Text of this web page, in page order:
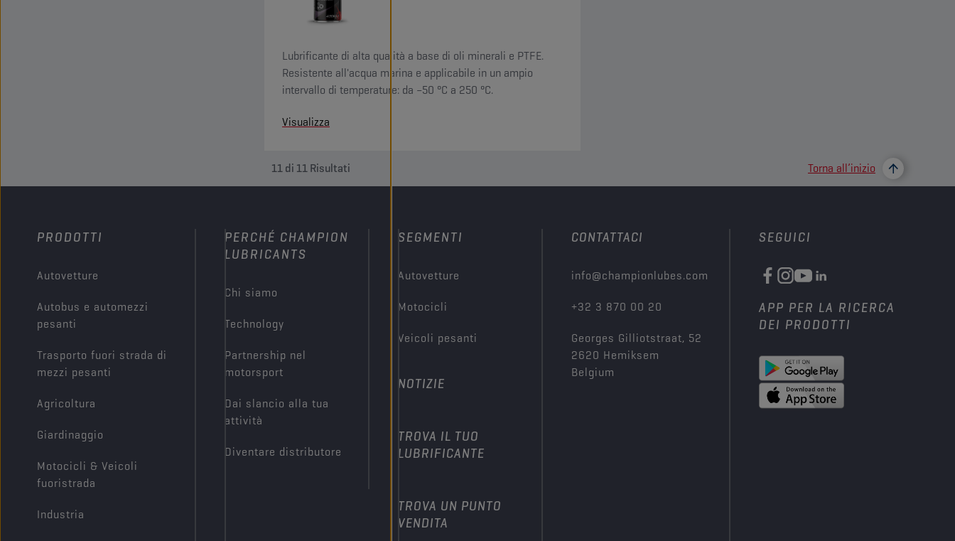
Lubrificante di alta qualità a base di oli minerali e PTFE.
Resistente all'acqua marina e applicabile in un ampio
intervallo di temperature: da –50 °C a 250 °C.
Visualizza
11di 11Risultati Torna all’inizio
PRODOTTI
Autovetture
Autobus e automezzi
pesanti
Trasporto fuori strada di
mezzi pesanti
Agricoltura
Giardinaggio
Motocicli & Veicoli
fuoristrada
Industria
PERCHÉ CHAMPION
LUBRICANTS
Chi siamo
Technology
Partnership nel
motorsport
Dai slancio alla tua
attività
Diventare distributore
SEGMENTI
Autovetture
Motocicli
Veicoli pesanti
NOTIZIE
TROVA IL TUO
LUBRIFICANTE
TROVA UN PUNTO
VENDITA
CONTATTACI
info@championlubes.com
+32 3 870 00 20
Georges Gilliotstraat, 52
2620 Hemiksem
Belgium
SEGUICI
APP PER LA RICERCA
DEI PRODOTTI